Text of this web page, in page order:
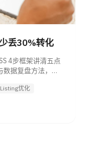
丢30%转化
4步框架讲清五点
据复盘方法，帮
优化